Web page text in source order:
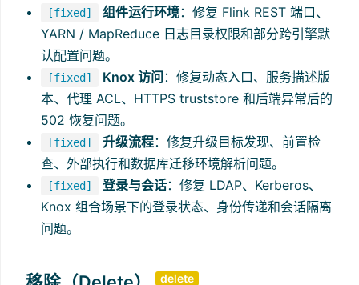
[fixed] 组件运行环境：修复 Flink REST 端口、
YARN / MapReduce 日志目录权限和部分跨引擎默
认配置问题。
[fixed] Knox 访问 ：修复动态入口、服务描述版
本、代理 ACL、HTTPS truststore 和后端异常后的
502 恢复问题。
[fixed] 升级流程：修复升级目标发现、前置检
查、外部执行和数据库迁移环境解析问题。
[fixed] 登录与会话：修复 LDAP、Kerberos、
Knox 组合场景下的登录状态、身份传递和会话隔离
问题。
delete